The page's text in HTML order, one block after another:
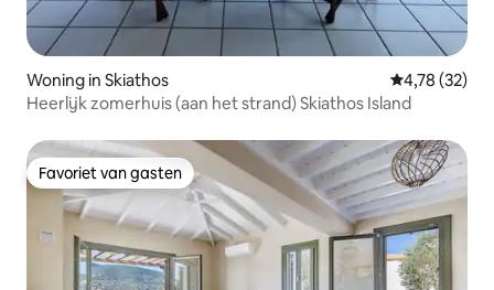
Woning in Skiathos Gemiddelde
4,78 (32)
Heerlijk zomerhuis (aan het strand) Skiathos Island
Favoriet van gasten
Favoriet van gasten